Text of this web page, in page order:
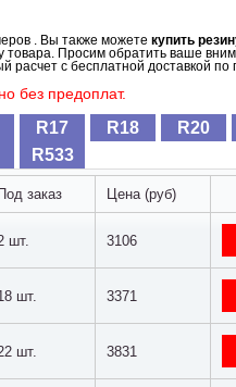
. Вы также можете купить
Просим обратить ваше
с бесплатной доставкой по
без предоплат.
R17 R18 R20
R533
Под заказ Цена (руб)
шт. 3106
шт. 3371
шт. 3831